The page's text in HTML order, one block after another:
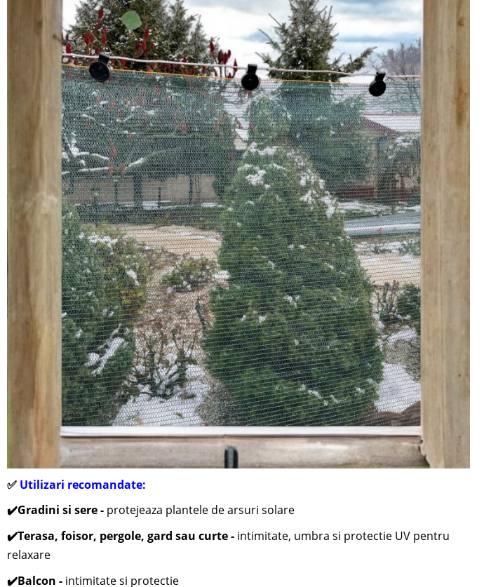
✅ Utilizari recomandate:
✔️Gradini si sere - protejeaza plantele de arsuri solare
✔️Terasa, foisor, pergole, gard sau curte - intimitate, umbra si protectie UV pentru
relaxare
✔️Balcon - intimitate si protectie